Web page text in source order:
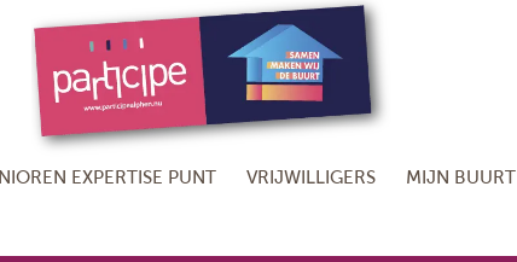
EXPERTISE PUNT VRIJWILLIGERS MIJN BUURT